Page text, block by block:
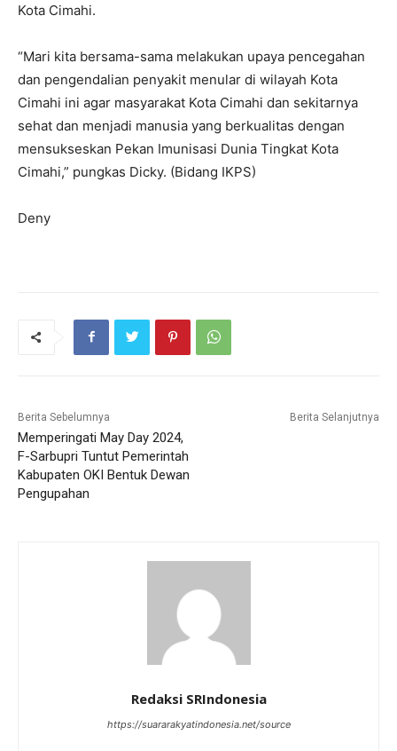
Kota Cimahi.
“Mari kita bersama-sama melakukan upaya pencegahan
dan pengendalian penyakit menular di wilayah Kota
Cimahi ini agar masyarakat Kota Cimahi dan sekitarnya
sehat dan menjadi manusia yang berkualitas dengan
mensukseskan Pekan Imunisasi Dunia Tingkat Kota
Cimahi,” pungkas Dicky. (Bidang IKPS)
Deny
Berita Sebelumnya
Memperingati May Day 2024,
F-Sarbupri Tuntut Pemerintah
Kabupaten OKI Bentuk Dewan
Pengupahan
Berita Selanjutnya
Redaksi SRIndonesia
https://suararakyatindonesia.net/source